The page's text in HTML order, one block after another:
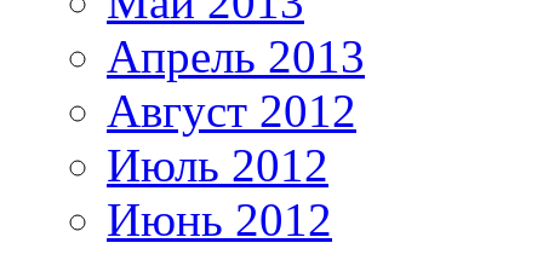
Апрель 2013
Август 2012
Июль 2012
Июнь 2012